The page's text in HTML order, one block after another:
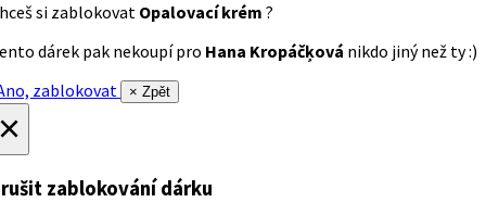
si zablokovat Opalovací krém ?
dárek pak nekoupí pro Hana Kropáčķová nikdo jiný než ty :)
zablokovat
× Zpět
zablokování dárku